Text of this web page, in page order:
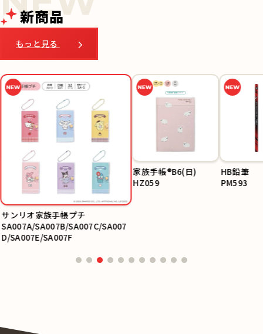
新商品
もっと見る
サンリオ家族手帳プチ
SA007A/SA007B/SA0
07C/SA007D/SA007E
/SA007F
HZ059
HB鉛筆
PM593